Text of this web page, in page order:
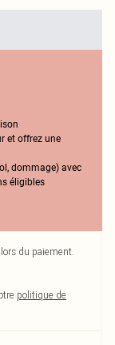
et offrez une
dommage) avec
éligibles
du paiement.
politique de